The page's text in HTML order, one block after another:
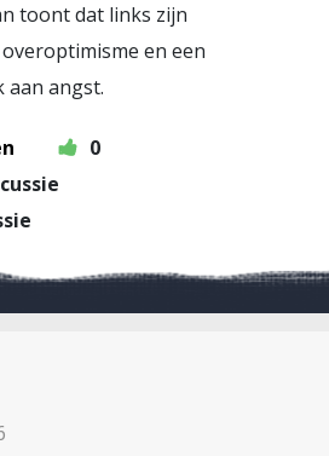
toont dat links zijn
en een
aan angst.
0